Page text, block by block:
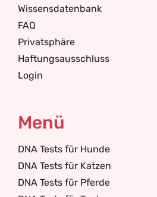
Wissensdatenbank
FAQ
Privatsphäre
Haftungsausschluss
Login
Menü
DNA Tests für Hunde
DNA Tests für Katzen
DNA Tests für Pferde